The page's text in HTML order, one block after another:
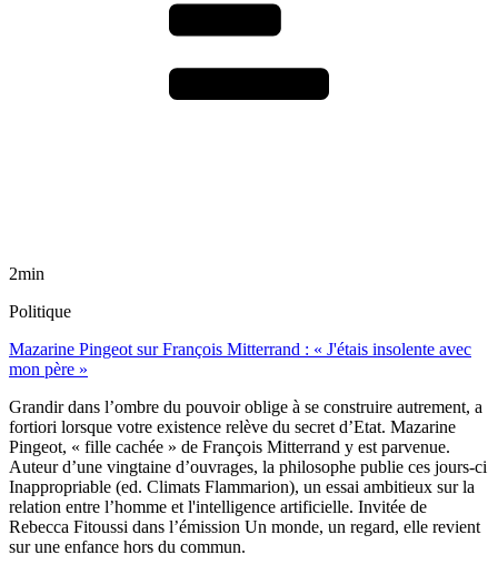
2min
Politique
Mazarine Pingeot sur François Mitterrand : « J'étais insolente avec
mon père »
Grandir dans l’ombre du pouvoir oblige à se construire autrement, a
fortiori lorsque votre existence relève du secret d’Etat. Mazarine
Pingeot, « fille cachée » de François Mitterrand y est parvenue.
Auteur d’une vingtaine d’ouvrages, la philosophe publie ces jours-ci
Inappropriable (ed. Climats Flammarion), un essai ambitieux sur la
relation entre l’homme et l'intelligence artificielle. Invitée de
Rebecca Fitoussi dans l’émission Un monde, un regard, elle revient
sur une enfance hors du commun.